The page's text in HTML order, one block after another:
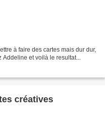
à faire des cartes mais dur dur,
et voilà le resultat...
créatives